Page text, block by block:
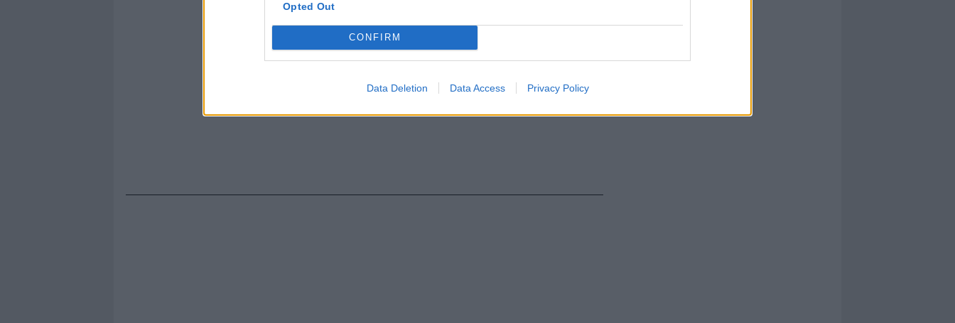
Opted Out
CONFIRM
Data Deletion Data Access Privacy Policy